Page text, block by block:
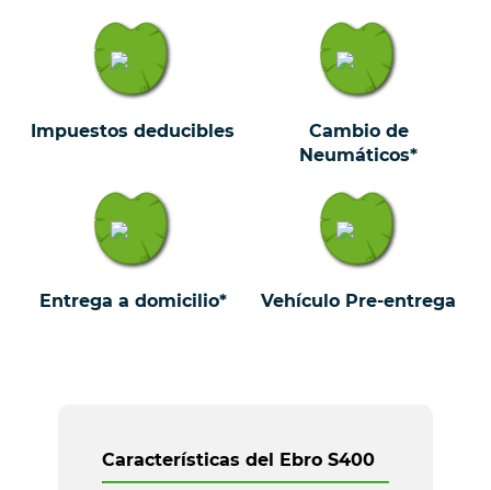
Impuestos deducibles
Cambio de
Neumáticos*
Entrega a domicilio* Vehículo Pre-entrega
Características del Ebro S400